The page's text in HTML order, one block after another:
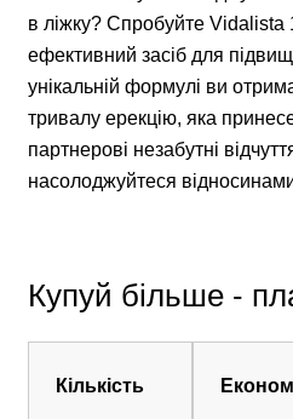
в ліжку? Спробуйте Vidalista
ефективний засіб для
унікальній формулі ви
тривалу ерекцію, яка
партнерові незабутні
насолоджуйтеся
Купуй більше -
Кількість